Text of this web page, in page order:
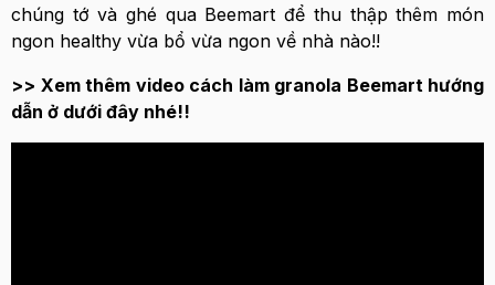
chúng tớ và ghé qua Beemart để thu thập thêm món
ngon healthy vừa bổ vừa ngon về nhà nào!!
>> Xem thêm video cách làm granola Beemart hướng
dẫn ở dưới đây nhé!!